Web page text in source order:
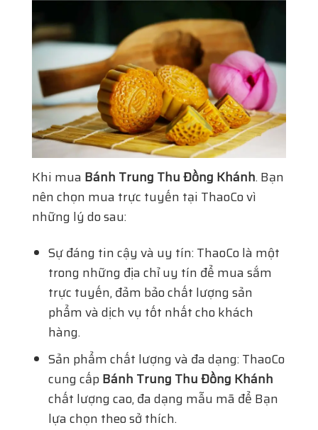
Khi mua Bánh Trung Thu Đồng Khánh. Bạn
nên chọn mua trực tuyến tại ThaoCo vì
những lý do sau:
Sự đáng tin cậy và uy tín: ThaoCo là một
trong những địa chỉ uy tín để mua sắm
trực tuyến, đảm bảo chất lượng sản
phẩm và dịch vụ tốt nhất cho khách
hàng.
Sản phẩm chất lượng và đa dạng: ThaoCo
cung cấp Bánh Trung Thu Đồng Khánh
chất lượng cao, đa dạng mẫu mã để Bạn
lựa chọn theo sở thích.